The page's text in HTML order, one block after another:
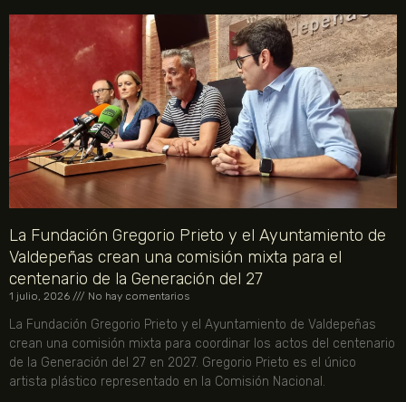
La Fundación Gregorio Prieto y el Ayuntamiento de
Valdepeñas crean una comisión mixta para el
centenario de la Generación del 27
1 julio, 2026 No hay comentarios
La Fundación Gregorio Prieto y el Ayuntamiento de Valdepeñas
crean una comisión mixta para coordinar los actos del centenario
de la Generación del 27 en 2027. Gregorio Prieto es el único
artista plástico representado en la Comisión Nacional.